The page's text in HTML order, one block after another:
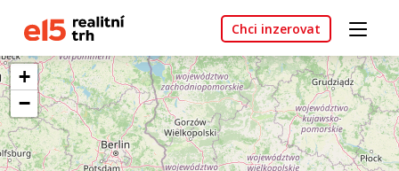
Chci inzerovat
+
−